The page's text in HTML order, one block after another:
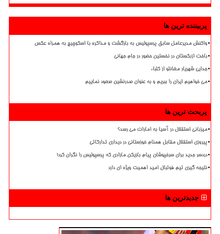
پربیننده ترین ها
واکنش مدیرعامل سابق پرسپولیس به بازگشت و مذاکره با اسکوچیچ به همراه عکس
باخت ازبکستان در نخستین حضور در جام جهانی
جدایی شهریار مغانلو از کلباء
می خواهیم ایران را ببریم و به عنوان صدرنشین صعود نماییم
پربحث ترین ها
میزبانی استقلال در آسیا به امارات می رسد؟
پیروزی استقلال مقابل همنام خوزستانی در دیداری تدارکاتی
دردسر جدید برای سرخپوشان پیام بازیکن مازادی که پرسپولیس را نگران کرد!
نتیجه گیری تیم فوتبال امید اهمیت ویژه ای دارد
جدیدترین ها